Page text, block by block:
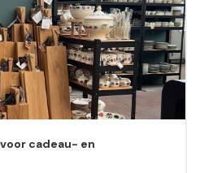
cadeau- en